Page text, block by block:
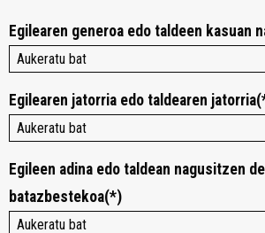
Egilearen generoa edo taldeen kasuan
Egilearen jatorria edo taldearen
Egileen adina edo taldean nagusitzen
batazbestekoa(*)